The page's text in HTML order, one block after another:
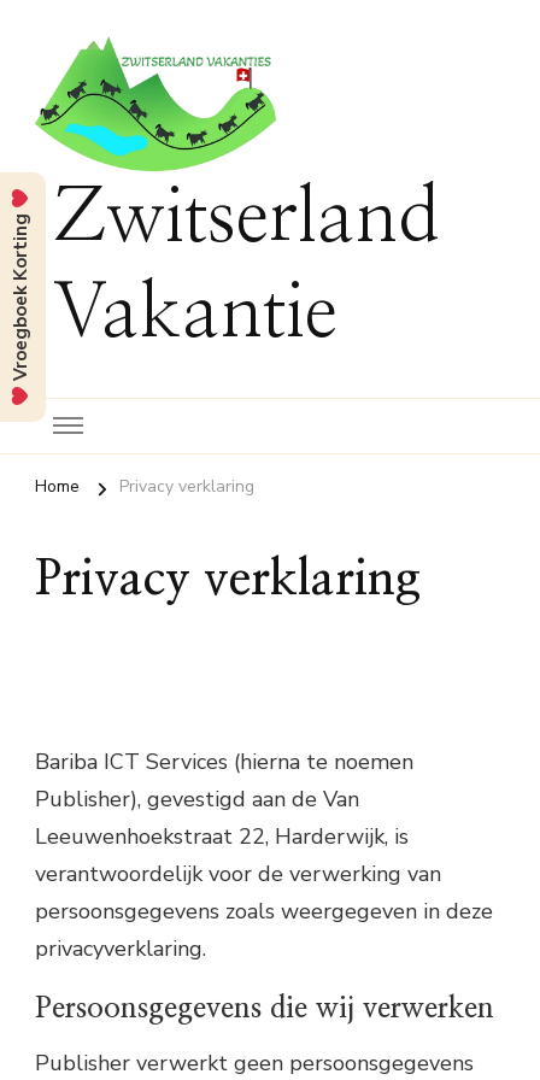
Zwitserland
Vakantie
Home Privacy verklaring
Privacy verklaring
Bariba ICT Services (hierna te noemen
Publisher), gevestigd aan de Van
Leeuwenhoekstraat 22, Harderwijk, is
verantwoordelijk voor de verwerking van
persoonsgegevens zoals weergegeven in deze
privacyverklaring.
Persoonsgegevens die wij verwerken
Publisher verwerkt geen persoonsgegevens
Vroegboek Korting